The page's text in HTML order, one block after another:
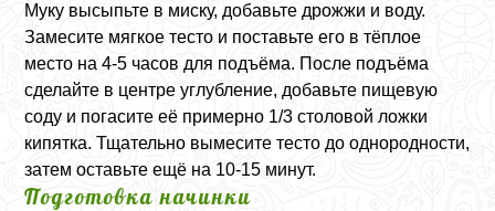
Муку высыпьте в миску, добавьте дрожжи и воду.
Замесите мягкое тесто и поставьте его в тёплое
место на 4-5 часов для подъёма. После подъёма
сделайте в центре углубление, добавьте пищевую
соду и погасите её примерно 1/3 столовой ложки
кипятка. Тщательно вымесите тесто до однородности,
затем оставьте ещё на 10-15 минут.
Подготовка начинки